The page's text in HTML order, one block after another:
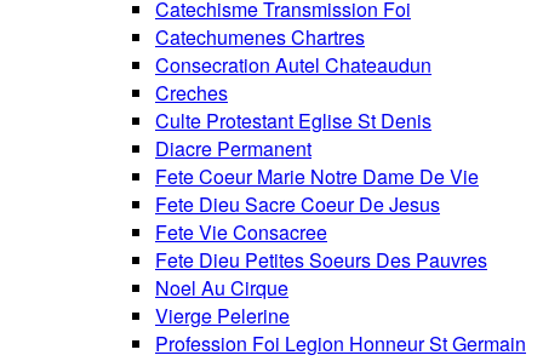
Catechisme Transmission Foi
Catechumenes Chartres
Consecration Autel Chateaudun
Creches
Culte Protestant Eglise St Denis
Diacre Permanent
Fete Coeur Marie Notre Dame De Vie
Fete Dieu Sacre Coeur De Jesus
Fete Vie Consacree
Fete Dieu Petites Soeurs Des Pauvres
Noel Au Cirque
Vierge Pelerine
Profession Foi Legion Honneur St Germain